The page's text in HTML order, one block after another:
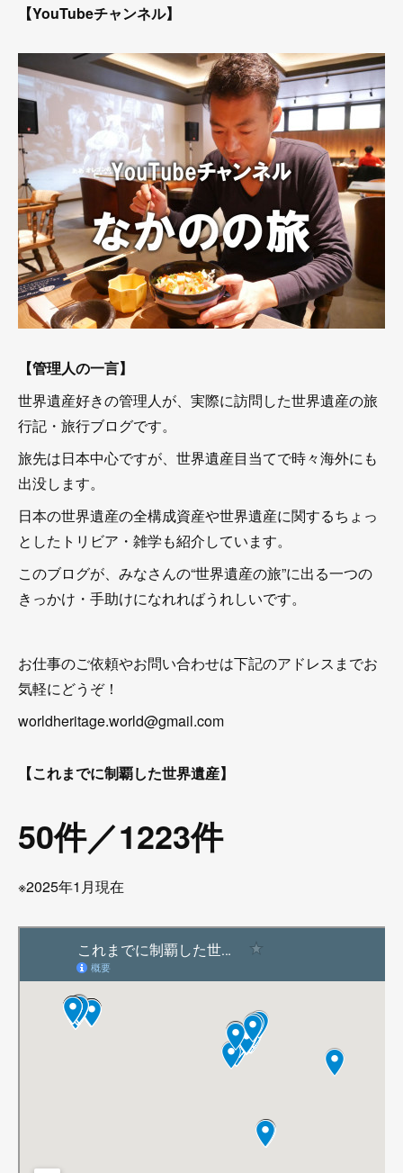
【YouTubeチャンネル】
【管理人の一言】
世界遺産好きの管理人が、実際に訪問した世界遺産の旅
行記・旅行ブログです。
旅先は日本中心ですが、世界遺産目当てで時々海外にも
出没します。
日本の世界遺産の全構成資産や世界遺産に関するちょっ
としたトリビア・雑学も紹介しています。
このブログが、みなさんの“世界遺産の旅”に出る一つの
きっかけ・手助けになれればうれしいです。
お仕事のご依頼やお問い合わせは下記のアドレスまでお
気軽にどうぞ！
worldheritage.world@gmail.com
【これまでに制覇した世界遺産】
50件／1223件
※2025年1月現在